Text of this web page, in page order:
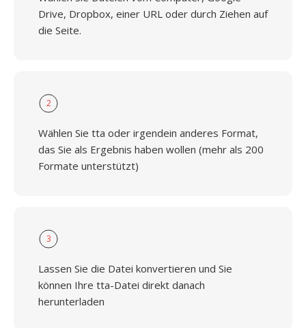
Drive, Dropbox, einer URL oder durch Ziehen auf
die Seite.
2
Wählen Sie tta oder irgendein anderes Format,
das Sie als Ergebnis haben wollen (mehr als 200
Formate unterstützt)
3
Lassen Sie die Datei konvertieren und Sie
können Ihre tta-Datei direkt danach
herunterladen